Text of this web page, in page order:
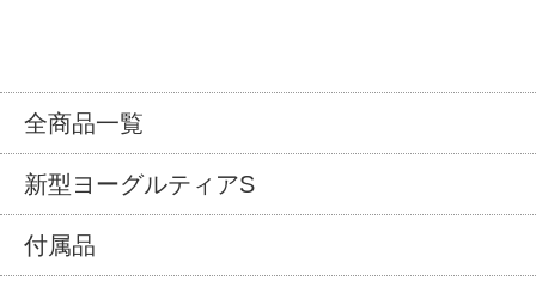
全商品一覧
新型ヨーグルティアS
付属品